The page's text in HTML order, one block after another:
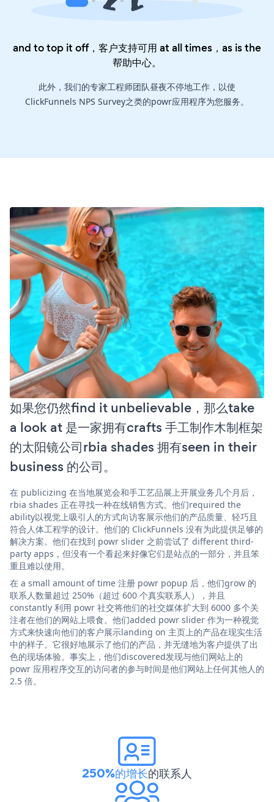
and to top it off，客户支持可用 at all times，as is the
帮助中心。
此外，我们的专家工程师团队昼夜不停地工作，以使
ClickFunnels NPS Survey之类的powr应用程序为您服务。
如果您仍然find it unbelievable，那么take
a look at 是一家拥有crafts 手工制作木制框架
的太阳镜公司rbia shades 拥有seen in their
business 的公司。
在 publicizing 在当地展览会和手工艺品展上开展业务几个月后，
rbia shades 正在寻找一种在线销售方式。他们required the
ability以视觉上吸引人的方式向访客展示他们的产品质量、轻巧且
符合人体工程学的设计。他们的 ClickFunnels 没有为此提供足够的
解决方案。他们在找到 powr slider 之前尝试了 different third-
party apps，但没有一个看起来好像它们是站点的一部分，并且笨
重且难以使用。
在 a small amount of time 注册 powr popup 后，他们grow 的
联系人数量超过 250%（超过 600 个真实联系人），并且
constantly 利用 powr 社交将他们的社交媒体扩大到 6000 多个关
注者在他们的网站上喂食。他们added powr slider 作为一种视觉
方式来快速向他们的客户展示landing on 主页上的产品在现实生活
中的样子。它很好地展示了他们的产品，并无缝地为客户提供了出
色的现场体验。事实上，他们discovered发现与他们网站上的
powr 应用程序交互的访问者的参与时间是他们网站上任何其他人的
2.5 倍。
250%的增长的联系人